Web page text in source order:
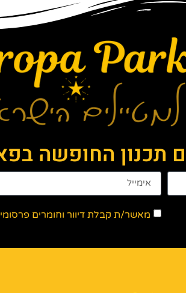
תכנון החופשה
מאשר/ת קבלת דיוור וחומרים